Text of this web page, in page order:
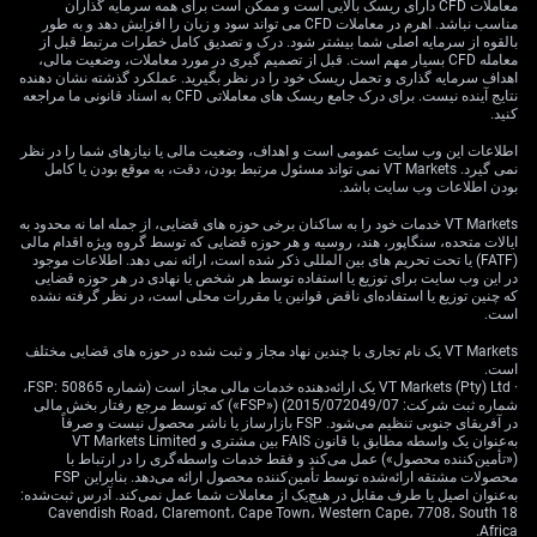
هستند. بر اساس آنچه در مسیرهای ترانزیت اقیانوس آرام
مشاهده می‌کنیم، پیش‌بینی می‌شود تقاضا در عرض سه تا پنج
هفته از ظرفیت کانتینر موجود فراتر رود، مگر اینکه رزروها
کاهش یابند.
واکنش‌های پیش‌بینی‌شده
بازار
ما همچنین انتظار داریم جریان‌های کالاهای عمده سریع‌تر از
محصولات مصرفی بازگردند، که بار اضافی به سمت انتهای
نادرست سیستم اضافه می‌کند. زمان‌بندی دقیق در پرداخت‌های
ورودی‌های خاصی مستعد تأخیر شوند. اگر این موارد شروع به
انباشته شدن کنند، غفلت از برنامه‌های تحویل بسیار گران‌تر
خواهد بود. قیمت‌گذاری مشتقات وابسته به این حرکات هم‌اکنون
شروع به انعکاس یک چرخه تنگ کرده است. قراردادهای
کوتاه‌مدت در حال افزایش هستند که به موازات رزروهای آتی
است. این فشردگی زمان تحویل به یک زمان‌ بندی باریک،
انتظارات قیمت را در زمان‌های دورتر تحریف می‌کند. تنها
شرکت‌های بازار نیستند که انتظار تقاضای بالای کوتاه‌مدت را
دارند—آنها همچنین برای ریسک جابجایی، در صورت تغییر دوباره
معاملات CFD دارای ریسک بالایی است و ممکن است برای همه سرمایه گذاران
مناسب نباشد. اهرم در معاملات CFD می تواند سود و زیان را افزایش دهد و به طور
بالقوه از سرمایه اصلی شما بیشتر شود. درک و تصدیق کامل خطرات مرتبط قبل از
معامله CFD بسیار مهم است. قبل از تصمیم گیری در مورد معاملات، وضعیت مالی،
اهداف سرمایه گذاری و تحمل ریسک خود را در نظر بگیرید. عملکرد گذشته نشان دهنده
نتایج آینده نیست. برای درک جامع ریسک های معاملاتی CFD به اسناد قانونی ما مراجعه
کنید.
اطلاعات این وب سایت عمومی است و اهداف، وضعیت مالی یا نیازهای شما را در نظر
نمی گیرد. VT Markets نمی تواند مسئول مرتبط بودن، دقت، به موقع بودن یا کامل
بودن اطلاعات وب سایت باشد.
VT Markets خدمات خود را به ساکنان برخی حوزه های قضایی، از جمله اما نه محدود به
ایالات متحده، سنگاپور، هند، روسیه و هر حوزه قضایی که توسط گروه ویژه اقدام مالی
(FATF) یا تحت تحریم های بین المللی ذکر شده است، ارائه نمی دهد. اطلاعات موجود
در این وب سایت برای توزیع یا استفاده توسط هر شخص یا نهادی در هر حوزه قضایی
که چنین توزیع یا استفاده‌ای ناقض قوانین یا مقررات محلی است، در نظر گرفته نشده
است.
VT Markets یک نام تجاری با چندین نهاد مجاز و ثبت شده در حوزه های قضایی مختلف
است.
· VT Markets (Pty) Ltd یک ارائه‌دهنده خدمات مالی مجاز است (شماره FSP: 50865،
شماره ثبت شرکت: 2015/072049/07) («FSP») که توسط مرجع رفتار بخش مالی
در آفریقای جنوبی تنظیم می‌شود. FSP بازارساز یا ناشر محصول نیست و صرفاً
به‌عنوان یک واسطه مطابق با قانون FAIS بین مشتری و VT Markets Limited
(«تأمین‌کننده محصول») عمل می‌کند و فقط خدمات واسطه‌گری را در ارتباط با
محصولات مشتقه ارائه‌شده توسط تأمین‌کننده محصول ارائه می‌دهد. بنابراین FSP
به‌عنوان اصیل یا طرف مقابل در هیچ‌یک از معاملات شما عمل نمی‌کند. آدرس ثبت‌شده:
18 Cavendish Road، Claremont، Cape Town، Western Cape، 7708، South
Africa.